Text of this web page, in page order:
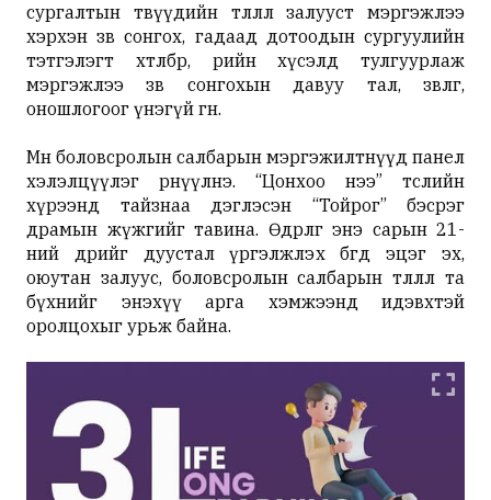
сургалтын төвүүдийн төлөөлөл залууст мэргэжлээ
хэрхэн зөв сонгох, гадаад дотоодын сургуулийн
тэтгэлэгт хөтөлбөр, өөрийн хүсэлд тулгуурлаж
мэргэжлээ зөв сонгохын давуу тал, зөвлөгөө,
оношлогоог үнэгүй өгнө.
Мөн боловсролын салбарын мэргэжилтнүүд панел
хэлэлцүүлэг өрнүүлнэ. “Цонхоо нээ” төслийн
хүрээнд тайзнаа дэглэсэн “Тойрог” бэсрэг
драмын жүжгийг тавина. Өдөрлөг энэ сарын 21-
ний өдрийг дуустал үргэлжлэх бөгөөд эцэг эх,
оюутан залуус, боловсролын салбарын төлөөлөл та
бүхнийг энэхүү арга хэмжээнд идэвхтэй
оролцохыг урьж байна.